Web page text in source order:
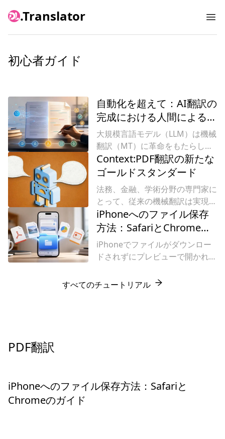
.Translator
初心者ガイド
CodexのようなAIエージェントを
使ってPDFを翻訳すべきか?
自動化を超えて：AI翻訳の
完成における人間によるポ
ストエディティングの重要
な役割
大規模言語モデル（LLM）は機械
翻訳（MT）に革命をもたらしま
したが、高度な専門分野、微細な
ブランドボイスの表現、複雑な文
足を示しています。AIが人間の経
験と深い文脈的判断力を欠くこの
「最終段階」のギャップは、完璧
な成果物を実現するために専門家
による人的介入を不可欠としてい
ます。
Context:PDF翻訳の新たな
ゴールドスタンダード
法務、金融、学術分野の専門家に
とって、従来の機械翻訳は実現さ
れない約束に過ぎませんでした。
手作業による精度のためにスピー
で文書のレイアウトを崩壊させる
かのいずれかです。
iPhoneへのファイル保存
方法：SafariとChromeの
ガイド
iPhoneでファイルがダウンロー
ドされずにプレビューで開かれて
イルに保存」オプションを使用し
すべてのチュートリアル
PDF翻訳
iPhoneへのファイル保存方法：Safariと
Chromeのガイド